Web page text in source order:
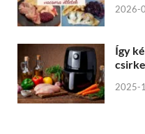
2026-
Így
2025-